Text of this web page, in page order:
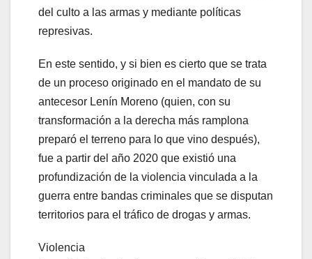
del culto a las armas y mediante políticas
represivas.
En este sentido, y si bien es cierto que se trata
de un proceso originado en el mandato de su
antecesor Lenín Moreno (quien, con su
transformación a la derecha más ramplona
preparó el terreno para lo que vino después),
fue a partir del año 2020 que existió una
profundización de la violencia vinculada a la
guerra entre bandas criminales que se disputan
territorios para el tráfico de drogas y armas.
Violencia